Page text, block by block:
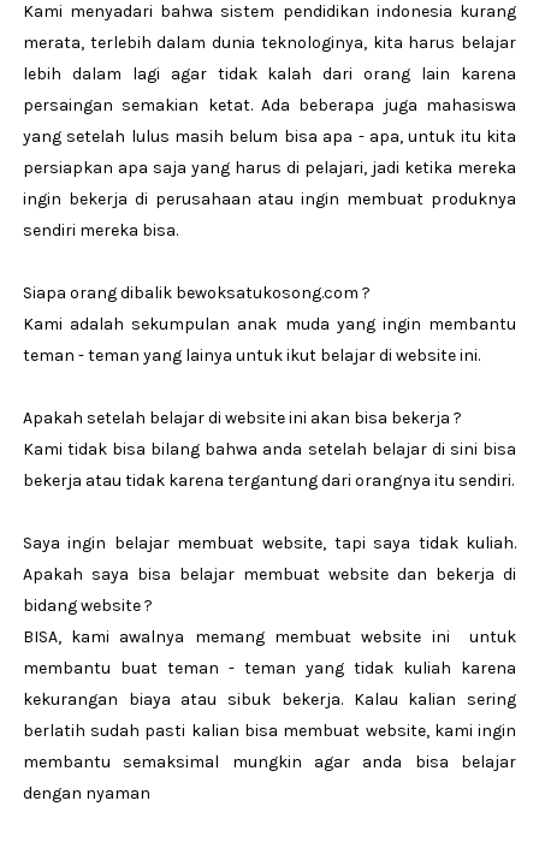
Kami menyadari bahwa sistem pendidikan indonesia kurang
merata, terlebih dalam dunia teknologinya, kita harus belajar
lebih dalam lagi agar tidak kalah dari orang lain karena
persaingan semakian ketat. Ada beberapa juga mahasiswa
yang setelah lulus masih belum bisa apa - apa, untuk itu kita
persiapkan apa saja yang harus di pelajari, jadi ketika mereka
ingin bekerja di perusahaan atau ingin membuat produknya
sendiri mereka bisa.
Siapa orang dibalik bewoksatukosong.com ?
Kami adalah sekumpulan anak muda yang ingin membantu
teman - teman yang lainya untuk ikut belajar di website ini.
Apakah setelah belajar di website ini akan bisa bekerja ?
Kami tidak bisa bilang bahwa anda setelah belajar di sini bisa
bekerja atau tidak karena tergantung dari orangnya itu sendiri.
Saya ingin belajar membuat website, tapi saya tidak kuliah.
Apakah saya bisa belajar membuat website dan bekerja di
bidang website ?
BISA, kami awalnya memang membuat website ini untuk
membantu buat teman - teman yang tidak kuliah karena
kekurangan biaya atau sibuk bekerja. Kalau kalian sering
berlatih sudah pasti kalian bisa membuat website, kami ingin
membantu semaksimal mungkin agar anda bisa belajar
dengan nyaman